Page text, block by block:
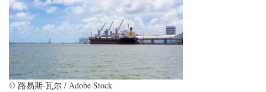
© 路易斯·瓦尔 / Adobe Stock